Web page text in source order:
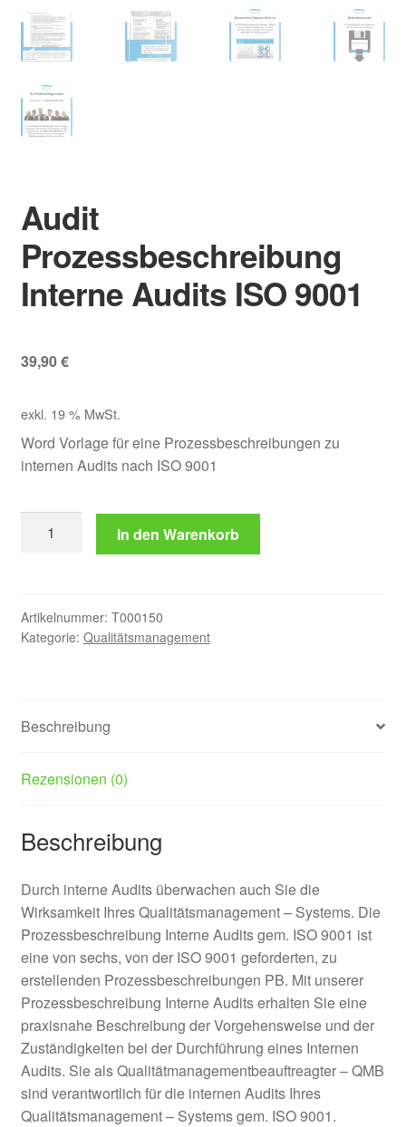
Audit
Prozessbeschreibung
Interne Audits ISO 9001
39,90€
exkl. 19 % MwSt.
Word Vorlage für eine Prozessbeschreibungen zu
internen Audits nach ISO 9001
Prozessbeschreibung
ISO
9001
In den Warenkorb
Artikelnummer: T000150
Kategorie: Qualitätsmanagement
Beschreibung
Rezensionen (0)
Beschreibung
Durch interne Audits überwachen auch Sie die
Wirksamkeit Ihres Qualitätsmanagement – Systems. Die
Prozessbeschreibung Interne Audits gem. ISO 9001 ist
eine von sechs, von der ISO 9001 geforderten, zu
erstellenden Prozessbeschreibungen PB. Mit unserer
Prozessbeschreibung Interne Audits erhalten Sie eine
praxisnahe Beschreibung der Vorgehensweise und der
Zuständigkeiten bei der Durchführung eines Internen
Audits. Sie als Qualitätmanagementbeauftreagter – QMB
sind verantwortlich für die internen Audits Ihres
Qualitätsmanagement – Systems gem. ISO 9001.